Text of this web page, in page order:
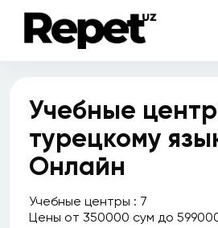
Учебные
турецкому
Онлайн
Учебные центры : 7
Цены от 350000 сум до